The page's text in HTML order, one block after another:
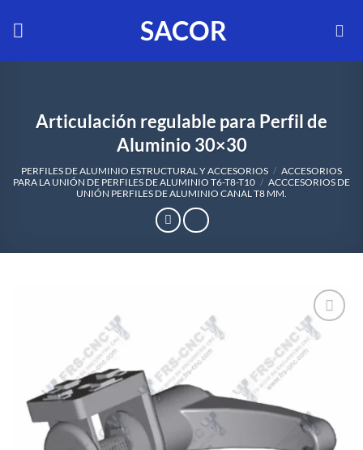
SACOR
Articulación regulable para Perfil de
Aluminio 30×30
PERFILES DE ALUMINIO ESTRUCTURAL Y ACCESORIOS / ACCESORIOS
PARA LA UNIÓN DE PERFILES DE ALUMINIO T6-T8-T10 / ACCCESORIOS DE
UNIÓN PERFILES DE ALUMINIO CANAL T8 MM.
AÑADIR
A LA
DESEOS